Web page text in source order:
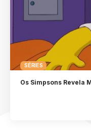
SÉRIES
Os Simpsons Revela